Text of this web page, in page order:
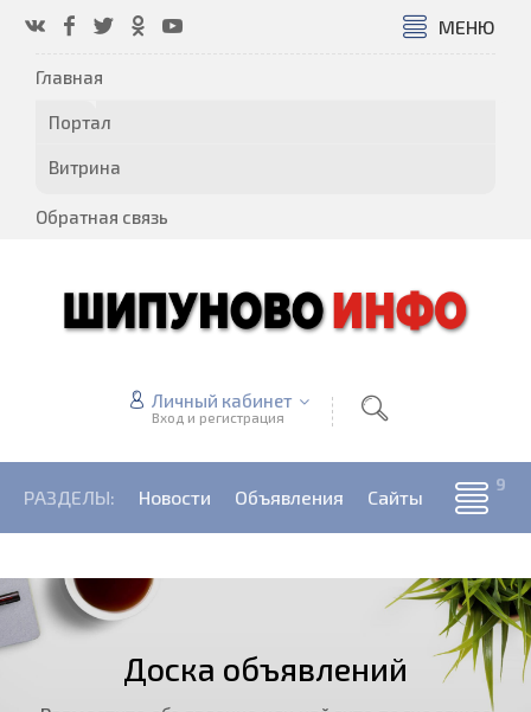
МЕНЮ
Главная
Портал
Витрина
Обратная связь
Личный кабинет
Вход и регистрация
РАЗДЕЛЫ: Новости Объявления Сайты
Доска объявлений